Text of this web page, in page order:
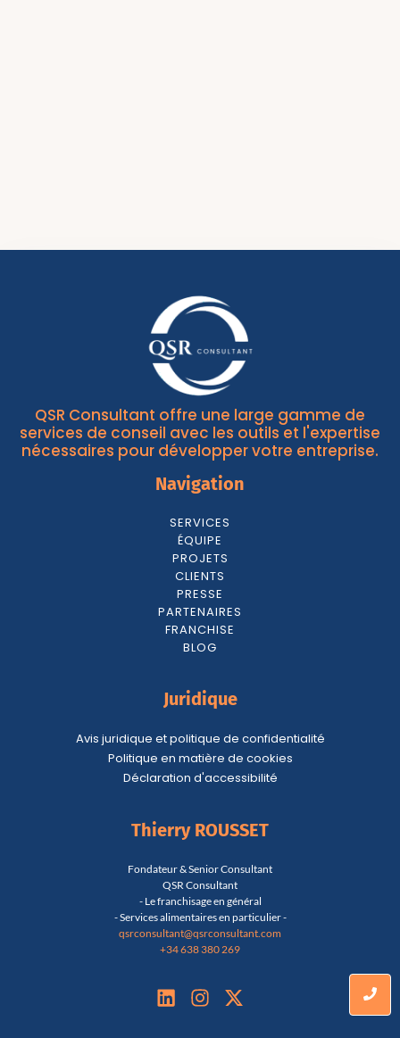
QSR Consultant offre une large gamme de
services de conseil avec les outils et l'expertise
nécessaires pour développer votre entreprise.
Navigation
SERVICES
ÉQUIPE
PROJETS
CLIENTS
PRESSE
PARTENAIRES
FRANCHISE
BLOG
Juridique
Avis juridique et politique de confidentialité
Politique en matière de cookies
Déclaration d'accessibilité
Thierry ROUSSET
Fondateur & Senior Consultant
QSR Consultant
- Le franchisage en général
- Services alimentaires en particulier -
qsrconsultant@qsrconsultant.com
+34 638 380 269